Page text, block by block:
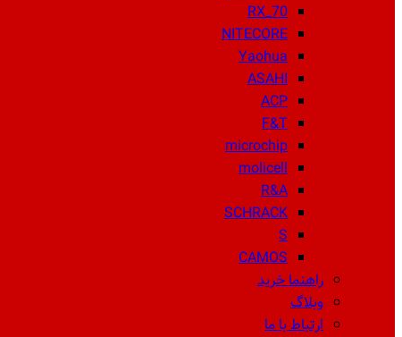
RX_70
NITECORE
Yaohua
ASAHI
ACP
F&T
microchip
molicell
R&A
SCHRACK
S
CAMOS
راهنما خرید
وبلاگ
ارتباط با ما